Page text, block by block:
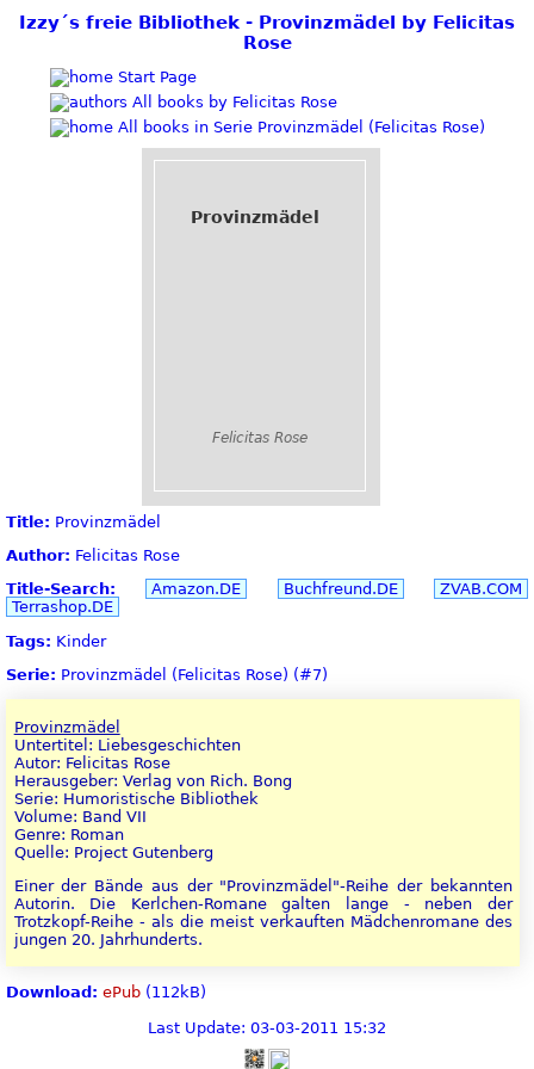
Izzy´s freie Bibliothek - Provinzmädel by Felicitas
Rose
Start Page
All books by Felicitas Rose
All books in Serie Provinzmädel (Felicitas Rose)
Provinzmädel
Felicitas Rose
Title: Provinzmädel
Author: Felicitas Rose
Title-Search:
Amazon.DE Buchfreund.DE
ZVAB.COM
Terrashop.DE
Tags: Kinder
Serie: Provinzmädel (Felicitas Rose) (#7)
Provinzmädel
Untertitel: Liebesgeschichten
Autor: Felicitas Rose
Herausgeber: Verlag von Rich. Bong
Serie: Humoristische Bibliothek
Volume: Band VII
Genre: Roman
Quelle: Project Gutenberg
Einer der Bände aus der "Provinzmädel"-Reihe der bekannten
Autorin. Die Kerlchen-Romane galten lange - neben der
Trotzkopf-Reihe - als die meist verkauften Mädchenromane des
jungen 20. Jahrhunderts.
Download: ePub (112kB)
Last Update: 03-03-2011 15:32